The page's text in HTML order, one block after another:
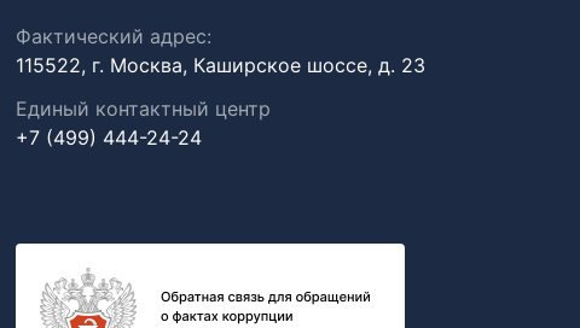
Фактический адрес:
115522, г. Москва, Каширское шоссе, д. 23
Единый контактный центр
+7 (499) 444-24-24